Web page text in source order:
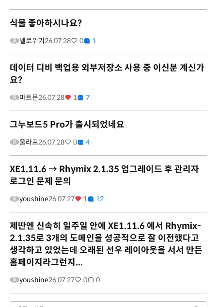
식물 좋아하시나요?
벨로위키26.07.28 0 1
데이터 디비 백업용 외부저장소 사용 중 이신분 계신가
요?
마트몬26.07.28 1 7
그누보드5 Pro가 출시되었네요
울라프26.07.28 0 4
XE1.11.6 → Rhymix 2.1.35 업그레이드 후 관리자
로그인 문제 문의
youshine26.07.27 1 12
제딴엔 신속히 일주일 안에 XE1.11.6 에서 Rhymix-
2.1.35로 3개의 도메인을 성공적으로 잘 이전했다고
생각하고 있었는데 오래된 선우 레이아웃을 서서 만든
홈페이지라그런지...
youshine26.07.27 0 0